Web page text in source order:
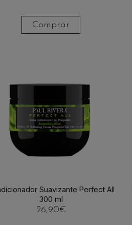
Comprar
Suavizante Perfect All
300 ml
26,90€